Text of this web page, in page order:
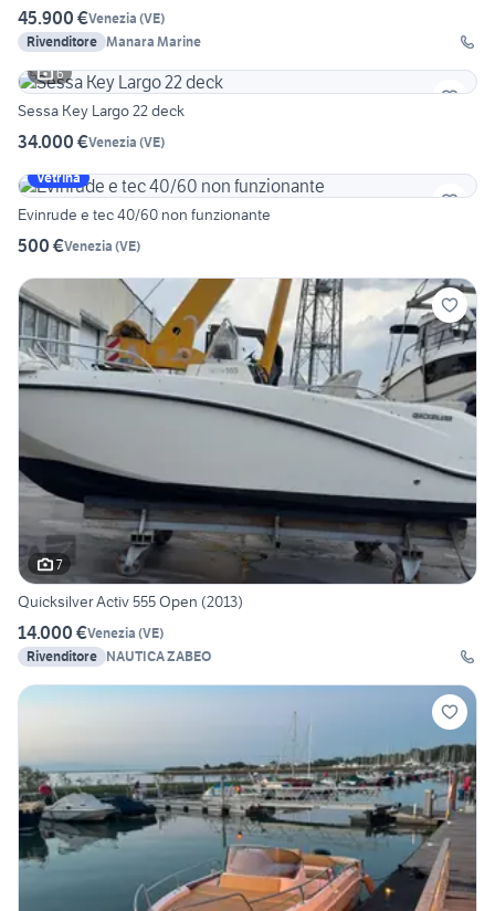
45.900 €Venezia (VE)
Rivenditore Manara Marine
6
Sessa Key Largo 22 deck
34.000 €Venezia (VE)
Vetrina
Evinrude e tec 40/60 non funzionante
500 €Venezia (VE)
7
Quicksilver Activ 555 Open (2013)
14.000 €Venezia (VE)
Rivenditore NAUTICA ZABEO